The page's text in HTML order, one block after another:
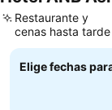
Restaurante y
cenas hasta tarde
Elige fechas